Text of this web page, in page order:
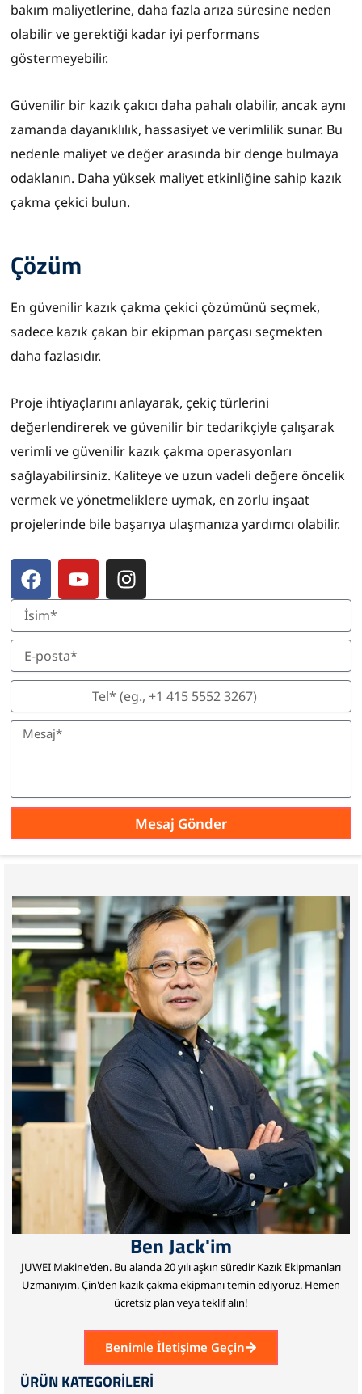
bakım maliyetlerine, daha fazla arıza süresine neden
olabilir ve gerektiği kadar iyi performans
göstermeyebilir.
Güvenilir bir kazık çakıcı daha pahalı olabilir, ancak aynı
zamanda dayanıklılık, hassasiyet ve verimlilik sunar. Bu
nedenle maliyet ve değer arasında bir denge bulmaya
odaklanın. Daha yüksek maliyet etkinliğine sahip kazık
çakma çekici bulun.
Çözüm
En güvenilir kazık çakma çekici çözümünü seçmek,
sadece kazık çakan bir ekipman parçası seçmekten
daha fazlasıdır.
Proje ihtiyaçlarını anlayarak, çekiç türlerini
değerlendirerek ve güvenilir bir tedarikçiyle çalışarak
verimli ve güvenilir kazık çakma operasyonları
sağlayabilirsiniz. Kaliteye ve uzun vadeli değere öncelik
vermek ve yönetmeliklere uymak, en zorlu inşaat
projelerinde bile başarıya ulaşmanıza yardımcı olabilir.
F
a
c
e
b
o
o
k
Y
o
u
t
u
b
e
I
n
s
t
a
g
r
a
m
Mesaj Gönder
Ben Jack'im
JUWEI Makine'den. Bu alanda 20 yılı aşkın süredir Kazık Ekipmanları
Uzmanıyım.Çin'den kazık çakma ekipmanı temin ediyoruz. Hemen
ücretsiz plan veya teklif alın!
Benimle İletişime Geçin
ÜRÜN KATEGORİLERİ